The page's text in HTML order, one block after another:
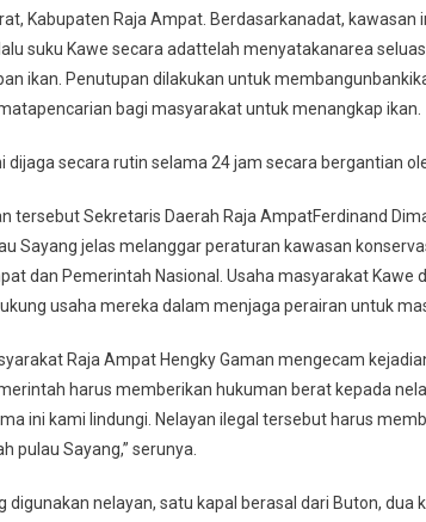
Kabupaten Raja Ampat. Berdasarkanadat, kawasan
suku Kawe secara adattelah menyatakanarea
ikan. Penutupan dilakukan untuk
bagi masyarakat untuk menangkap ikan.
dijaga secara rutin selama 24 jam secara bergantian
tersebut Sekretaris Daerah Raja AmpatFerdinand
Sayang jelas melanggar peraturan kawasan
dan Pemerintah Nasional. Usaha masyarakat
usaha mereka dalam menjaga perairan untuk
Raja Ampat Hengky Gaman mengecam
harus memberikan hukuman berat kepada
ini kami lindungi. Nelayan ilegal tersebut harus
pulau Sayang,” serunya.
digunakan nelayan, satu kapal berasal dari Buton, dua